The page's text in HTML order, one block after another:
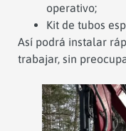
operativo;
Kit de tubos
Así podrá instalar
trabajar, sin